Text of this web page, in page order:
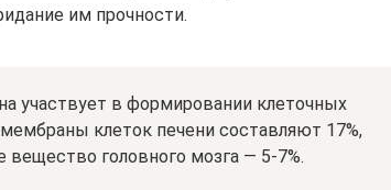
им прочности.
участвует в формировании клеточных
клеток печени составляют 17%,
головного мозга — 5-7%.